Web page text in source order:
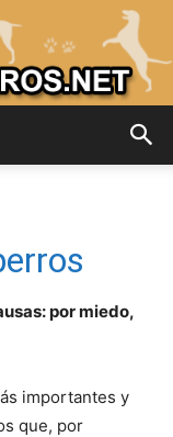
por miedo,
importantes y
que, por